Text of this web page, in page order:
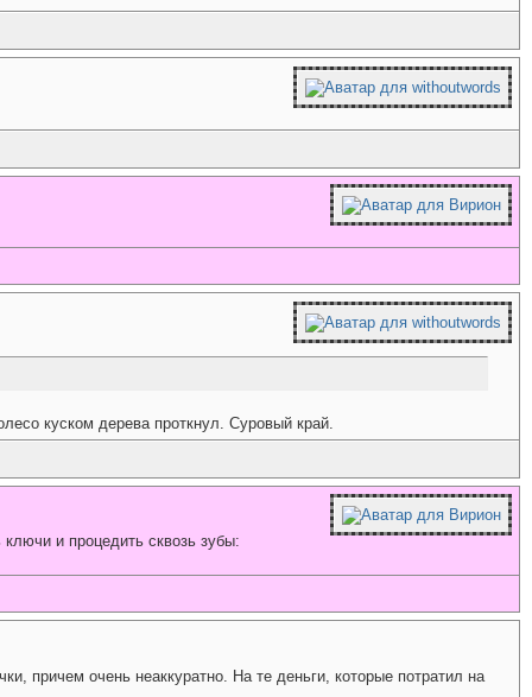
куском дерева проткнул. Суровый край.
и процедить сквозь зубы:
причем очень неаккуратно. На те деньги, которые потратил на